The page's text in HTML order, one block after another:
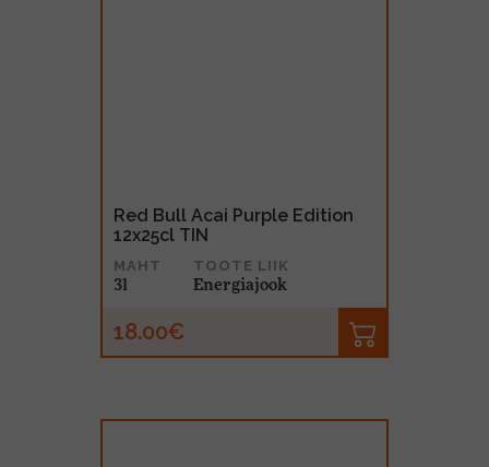
Red Bull Acai Purple Edition
12x25cl TIN
MAHT
3l
TOOTE LIIK
Energiajook
18.00€